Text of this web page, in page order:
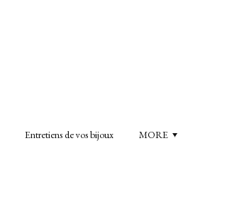
Entretiens de vos bijoux MORE